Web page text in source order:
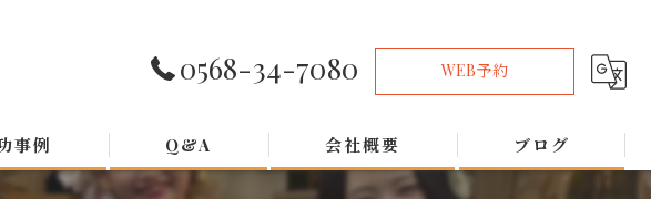
0568-34-7080 WEB予約
事例 Q&A 会社概要 ブログ